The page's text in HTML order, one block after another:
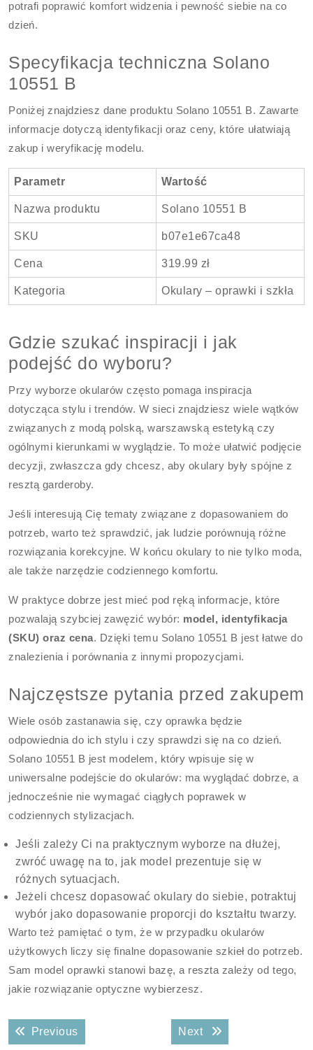
potrafi poprawić komfort widzenia i pewność siebie na co
dzień.
Specyfikacja techniczna Solano
10551 B
Poniżej znajdziesz dane produktu Solano 10551 B. Zawarte
informacje dotyczą identyfikacji oraz ceny, które ułatwiają
zakup i weryfikację modelu.
Parametr Wartość
Nazwa produktu Solano 10551 B
SKU b07e1e67ca48
Cena 319.99 zł
Kategoria Okulary – oprawki i szkła
Gdzie szukać inspiracji i jak
podejść do wyboru?
Przy wyborze okularów często pomaga inspiracja
dotycząca stylu i trendów. W sieci znajdziesz wiele wątków
związanych z modą polską, warszawską estetyką czy
ogólnymi kierunkami w wyglądzie. To może ułatwić podjęcie
decyzji, zwłaszcza gdy chcesz, aby okulary były spójne z
resztą garderoby.
Jeśli interesują Cię tematy związane z dopasowaniem do
potrzeb, warto też sprawdzić, jak ludzie porównują różne
rozwiązania korekcyjne. W końcu okulary to nie tylko moda,
ale także narzędzie codziennego komfortu.
W praktyce dobrze jest mieć pod ręką informacje, które
pozwalają szybciej zawęzić wybór: model, identyfikacja
(SKU) oraz cena. Dzięki temu Solano 10551 B jest łatwe do
znalezienia i porównania z innymi propozycjami.
Najczęstsze pytania przed zakupem
Wiele osób zastanawia się, czy oprawka będzie
odpowiednia do ich stylu i czy sprawdzi się na co dzień.
Solano 10551 B jest modelem, który wpisuje się w
uniwersalne podejście do okularów: ma wyglądać dobrze, a
jednocześnie nie wymagać ciągłych poprawek w
codziennych stylizacjach.
Jeśli zależy Ci na praktycznym wyborze na dłużej,
zwróć uwagę na to, jak model prezentuje się w
różnych sytuacjach.
Jeżeli chcesz dopasować okulary do siebie, potraktuj
wybór jako dopasowanie proporcji do kształtu twarzy.
Warto też pamiętać o tym, że w przypadku okularów
użytkowych liczy się finalne dopasowanie szkieł do potrzeb.
Sam model oprawki stanowi bazę, a reszta zależy od tego,
jakie rozwiązanie optyczne wybierzesz.
Nawigacja
wpisuPreviousPrevious post: Next Next post: